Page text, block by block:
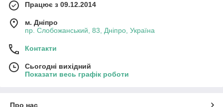
Працює з 09.12.2014
м. Дніпро
пр. Слобожанський, 83, Дніпро, Україна
Контакти
Сьогодні вихідний
Показати весь графік роботи
Про нас